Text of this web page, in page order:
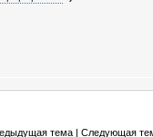
тема| Следующая